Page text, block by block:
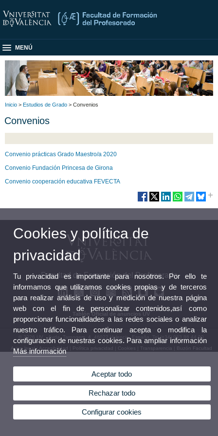
MENÚ
Inicio > Estudios de Grado > Convenios
Convenios
Convenio prácticas Grado Maestro/a 2020
Convenio Fundación Princesa de Girona
Convenio cooperación educativa FEVECTA
Facultad de Formación del Profesorado
Tablón Oficial de anuncios UV
© 2026 UV. - Avda. Tarongers, 4. 46022 Valencia. España. Tel (+34) 963 86 44 90
Aviso legal | Accesibilidad Política privacidad Cookies Transparencia Buzón Facultad
Cookies y política de
privacidad
Tu privacidad es importante para nosotros. Por ello te
informamos que utilizamos cookies propias y de terceros
para realizar análisis de uso y medición de nuestra página
web con el fin de personalizar contenidos,así como
proporcionar funcionalidades a las redes sociales o analizar
nuestro tráfico. Para continuar acepta o modifica la
configuración de nuestras cookies. Para ampliar información
Más información
Aceptar todo
Rechazar todo
Configurar cookies